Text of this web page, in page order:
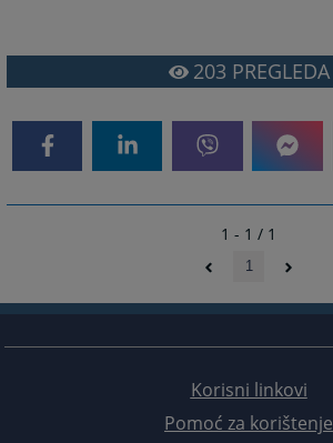
203 PREGLEDA
1 - 1 / 1
1
Korisni linkovi
Pomoć za korištenje